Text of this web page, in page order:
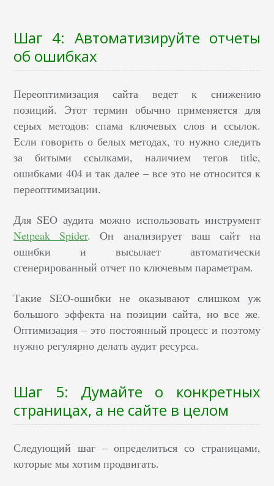
Шаг 4: Автоматизируйте отчеты
об ошибках
Переоптимизация сайта ведет к снижению
позиций. Этот термин обычно применяется для
серых методов: спама ключевых слов и ссылок.
Если говорить о белых методах, то нужно следить
за битыми ссылками, наличием тегов title,
ошибками 404 и так далее – все это не относится к
переоптимизации.
Для SEO аудита можно использовать инструмент
Netpeak Spider. Он анализирует ваш сайт на
ошибки и высылает автоматически
сгенерированный отчет по ключевым параметрам.
Такие SEO-ошибки не оказывают слишком уж
большого эффекта на позиции сайта, но все же.
Оптимизация – это постоянный процесс и поэтому
нужно регулярно делать аудит ресурса.
Шаг 5: Думайте о конкретных
страницах, а не сайте в целом
Следующий шаг – определиться со страницами,
которые мы хотим продвигать.